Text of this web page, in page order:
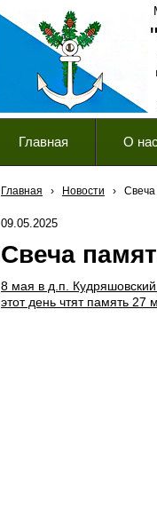
Главная О нас
Главная › Новости ›
09.05.2025
Свеча
8 мая в д.п.
этот день чтят память